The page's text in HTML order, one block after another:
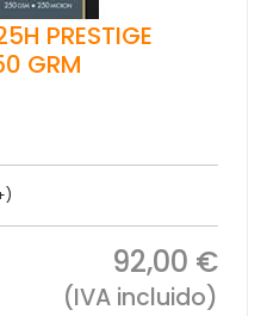
PRESTIGE
GRM
92,00 €
(IVA incluido)